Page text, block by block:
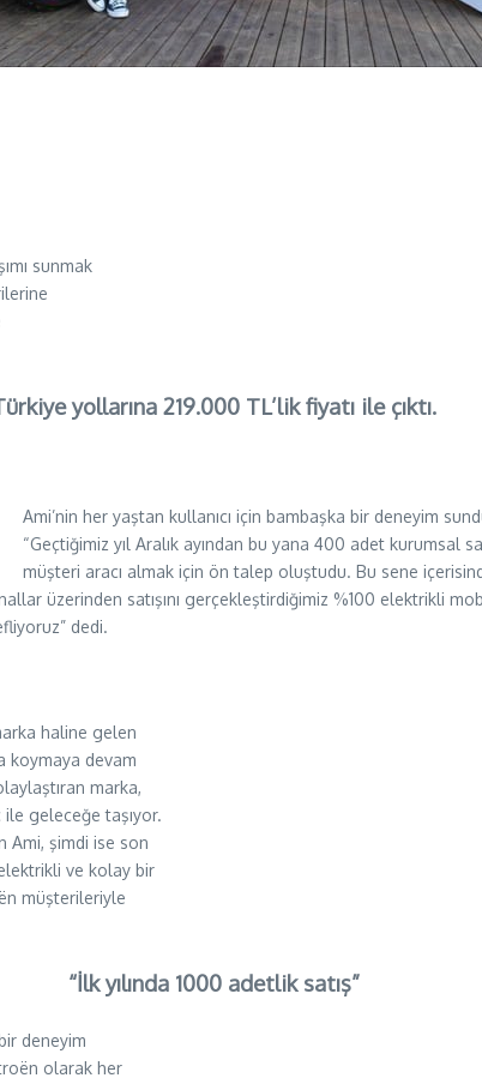
sunmak
yollarına 219.000 TL’lik fiyatı ile çıktı.
Ami’nin her yaştan kullanıcı için bambaşka bir deneyim
“Geçtiğimiz yıl Aralık ayından bu yana 400 adet kurumsal
müşteri aracı almak için ön talep oluştudu. Bu sene
üzerinden satışını gerçekleştirdiğimiz %100 elektrikli
dedi.
haline gelen
koymaya devam
marka,
geleceğe taşıyor.
Ami, şimdi ise son
ve kolay bir
müşterileriyle
“İlk yılında 1000 adetlik satış”
deneyim
olarak her